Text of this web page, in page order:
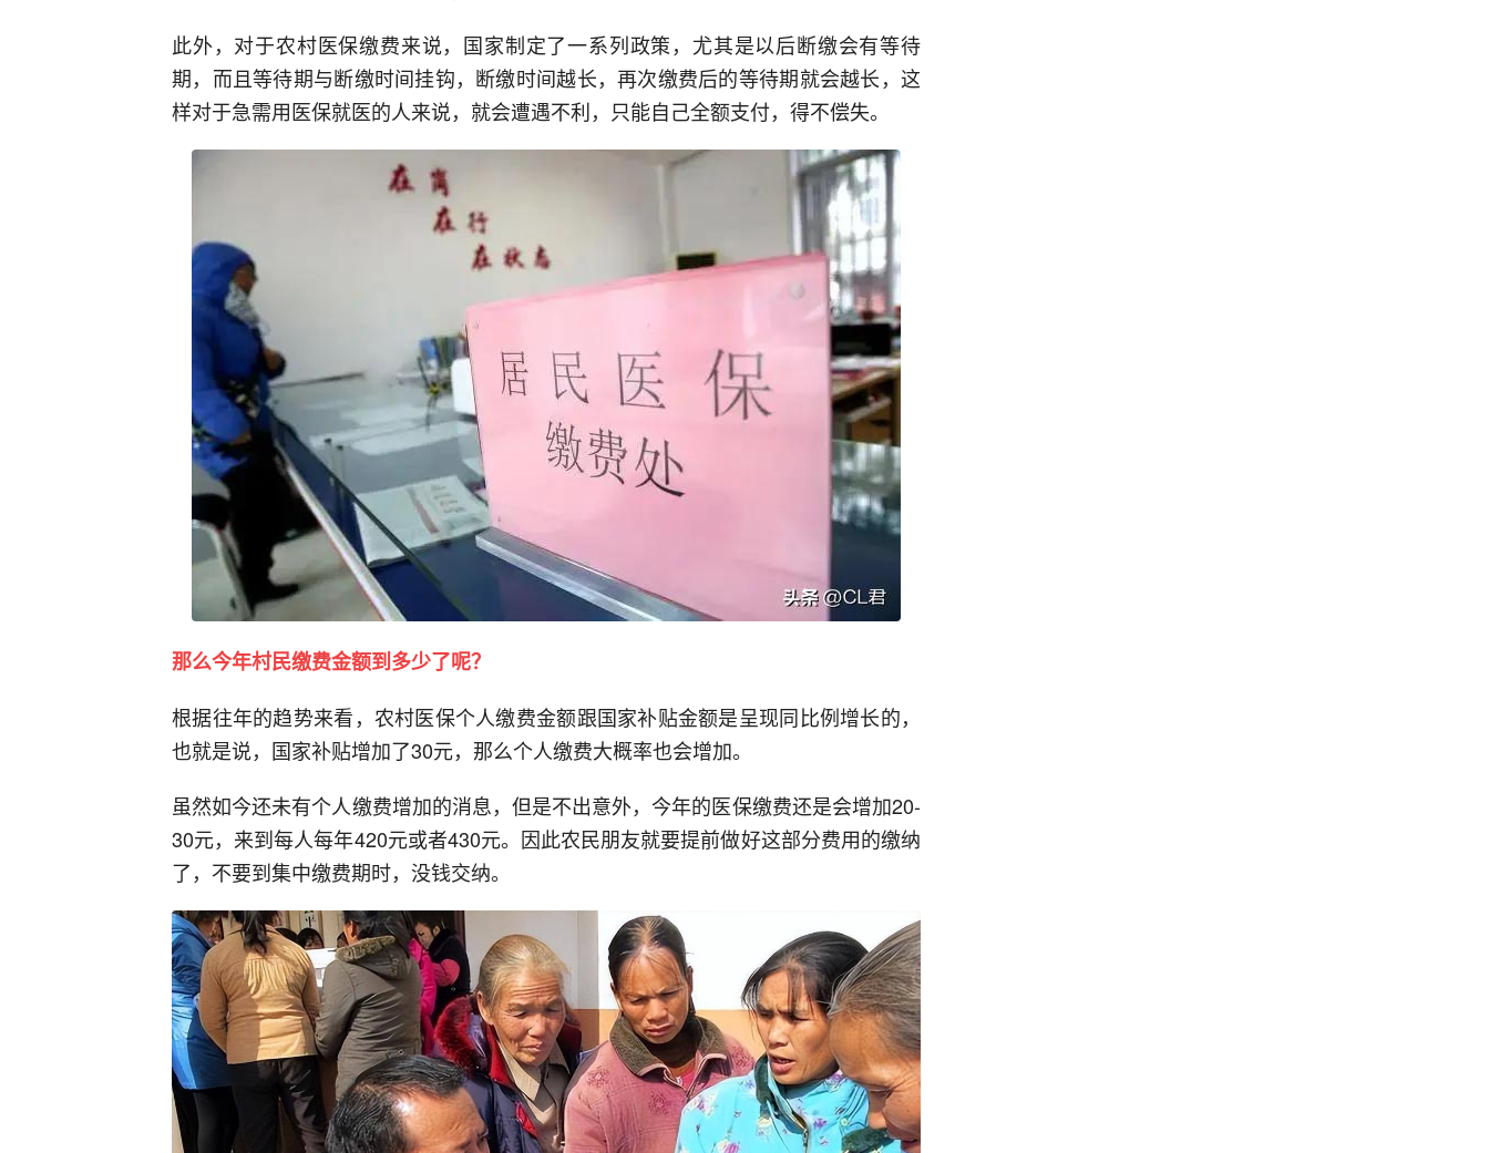
此外，对于农村医保缴费来说，国家制定了一系列政策，尤其是以后断缴会有等待
期，而且等待期与断缴时间挂钩，断缴时间越长，再次缴费后的等待期就会越长，这
样对于急需用医保就医的人来说，就会遭遇不利，只能自己全额支付，得不偿失。
那么今年村民缴费金额到多少了呢？
根据往年的趋势来看，农村医保个人缴费金额跟国家补贴金额是呈现同比例增长的，
也就是说，国家补贴增加了30元，那么个人缴费大概率也会增加。
虽然如今还未有个人缴费增加的消息，但是不出意外，今年的医保缴费还是会增加20-
30元，来到每人每年420元或者430元。因此农民朋友就要提前做好这部分费用的缴纳
了，不要到集中缴费期时，没钱交纳。